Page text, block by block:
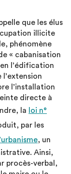
que les élus
illicite
phénomène
« cabanisation
l’édification
l’installation
directe à
la
loi n°
par les
, un
Ainsi,
procès-verbal,